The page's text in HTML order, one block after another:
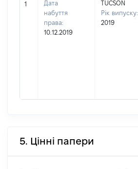
1
Дата
набуття
права:
10.12.2019
TUCSON
Рік випуску:
2019
5. Цінні папери